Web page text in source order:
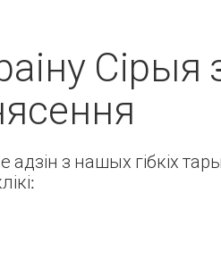
Сірыя
з нашых гібкіх